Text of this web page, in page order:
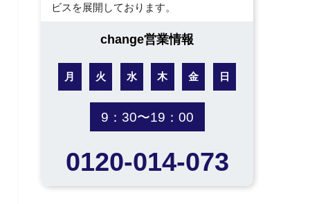
ビスを展開しております。
change営業情報
月 火 水 木 金 日
9：30〜19：00
0120-014-073